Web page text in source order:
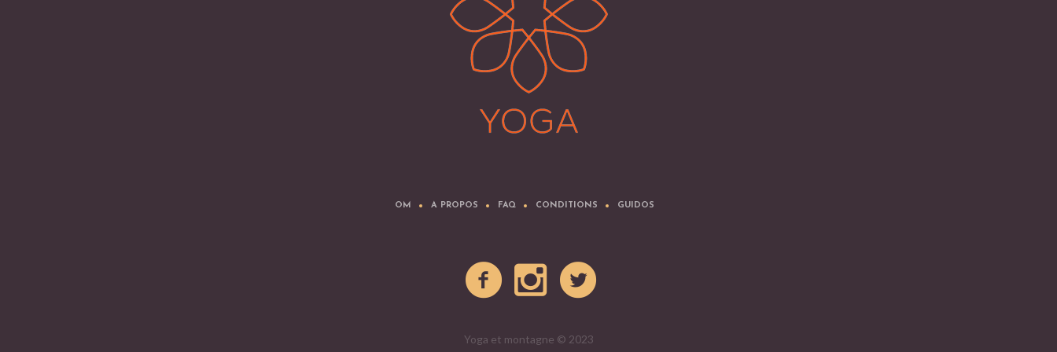
OM A PROPOS FAQ CONDITIONS GUIDOS
Yoga et montagne © 2023